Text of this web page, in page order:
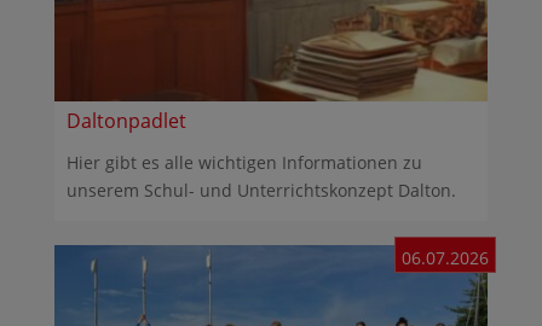
Daltonpadlet
Hier gibt es alle wichtigen Informationen zu
unserem Schul- und Unterrichtskonzept Dalton.
06.07.2026